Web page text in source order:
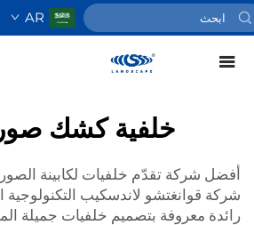
AR
خلفية كشك صور 360
شركة قوانغتشو لاندسكيب التكنولوجية
رائدة معروفة بتصميم خلفيات جميلة